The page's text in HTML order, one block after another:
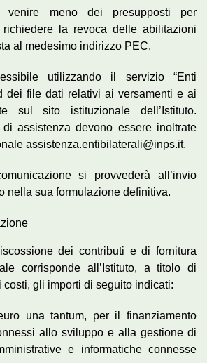
venire meno dei presupposti per
richiedere la revoca delle abilitazioni
al medesimo indirizzo PEC.
utilizzando il servizio “Enti
dei file dati relativi ai versamenti e ai
sul sito istituzionale dell’Istituto.
assistenza devono essere inoltrate
assistenza.entibilaterali@inps.it.
si provvederà all’invio
nella sua formulazione definitiva.
dei contributi e di fornitura
corrisponde all’Istituto, a titolo di
costi, gli importi di seguito indicati:
una tantum, per il finanziamento
allo sviluppo e alla gestione di
e informatiche connesse